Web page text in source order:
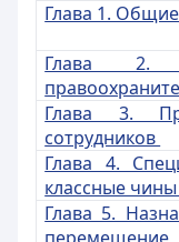
Глава 1.
Глава 2.
Глава 3.
сотрудников
Глава 4.
классные чины
Глава 5.